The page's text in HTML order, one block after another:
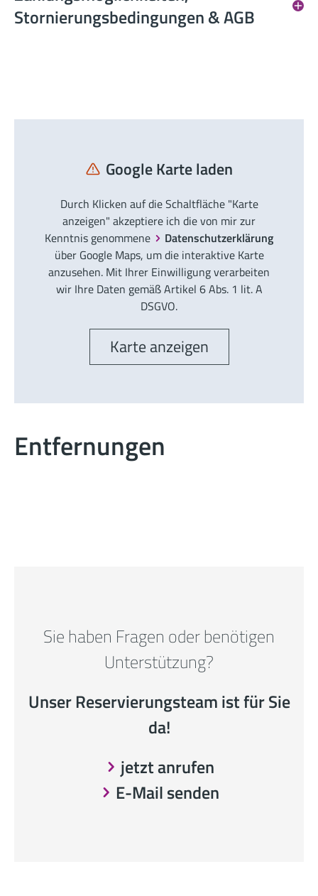
Stornierungsbedingungen & AGB
Google Karte laden
Durch Klicken auf die Schaltfläche "Karte
anzeigen" akzeptiere ich die von mir zur
Kenntnis genommene
Datenschutzerklärung
über Google Maps, um die interaktive Karte
anzusehen. Mit Ihrer Einwilligung verarbeiten
wir Ihre Daten gemäß Artikel 6 Abs. 1 lit. A
DSGVO.
Karte anzeigen
Entfernungen
Sie haben Fragen oder benötigen
Unterstützung?
Unser Reservierungsteam ist für Sie
da!
jetzt anrufen
E-Mail senden